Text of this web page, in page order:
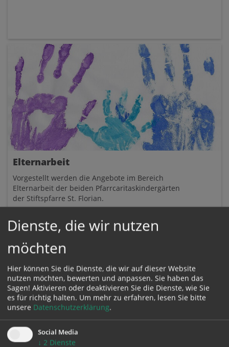
Elternarbeit
Vorgestellt werden die Angebote im Bereich
Elternarbeit der beiden Pfarrcaritaskindergärten
der Stiftspfarre St. Florian.
Dienste, die wir nutzen
möchten
Hier können Sie die Dienste, die wir auf dieser Website
nutzen möchten, bewerten und anpassen. Sie haben das
Sagen! Aktivieren oder deaktivieren Sie die Dienste, wie Sie
es für richtig halten. Um mehr zu erfahren, lesen Sie bitte
unsere Datenschutzerklärung.
Social Media
↓ 2 Dienste